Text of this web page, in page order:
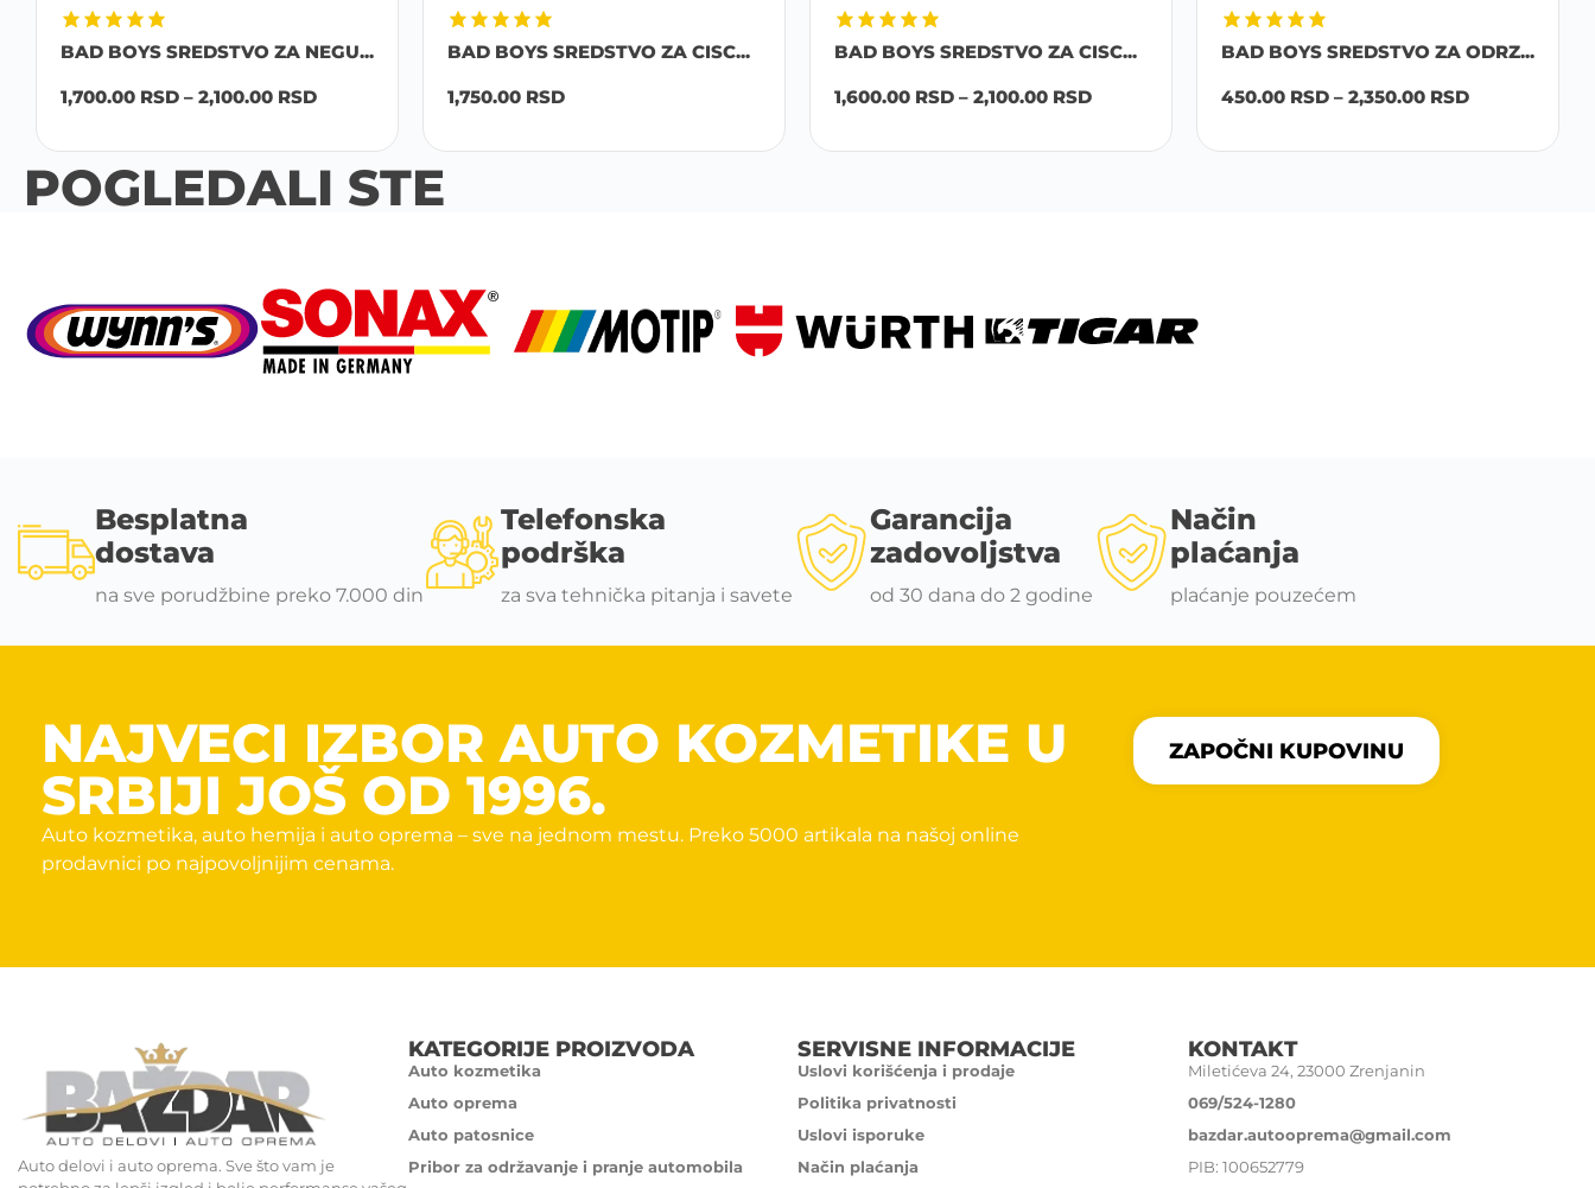
BAD BOYS SREDSTVO ZA NEGU...
1,700.00 RSD – 2,100.00 RSD
BAD BOYS SREDSTVO ZA CISC...
1,750.00 RSD
BAD BOYS SREDSTVO ZA CISC...
1,600.00 RSD – 2,100.00 RSD
BAD BOYS SREDSTVO ZA ODRZ...
450.00 RSD – 2,350.00 RSD
POGLEDALI STE
Besplatna
dostava
na sve porudžbine preko 7.000 din
Telefonska
podrška
za sva tehnička pitanja i savete
Garancija
zadovoljstva
od 30 dana do 2 godine
Način
plaćanja
plaćanje pouzećem
NAJVECI IZBOR AUTO KOZMETIKE U
SRBIJI JOŠ OD 1996.
Auto kozmetika, auto hemija i auto oprema – sve na jednom mestu. Preko 5000 artikala na našoj online
prodavnici po najpovoljnijim cenama.
ZAPOČNI KUPOVINU
Auto delovi i auto oprema. Sve što vam je
KATEGORIJE PROIZVODA
Auto kozmetika
Auto oprema
Auto patosnice
Pribor za održavanje i pranje automobila
SERVISNE INFORMACIJE
Uslovi korišćenja i prodaje
Politika privatnosti
Uslovi isporuke
Način plaćanja
KONTAKT
Miletićeva 24, 23000 Zrenjanin
069/524-1280
bazdar.autooprema@gmail.com
PIB: 100652779